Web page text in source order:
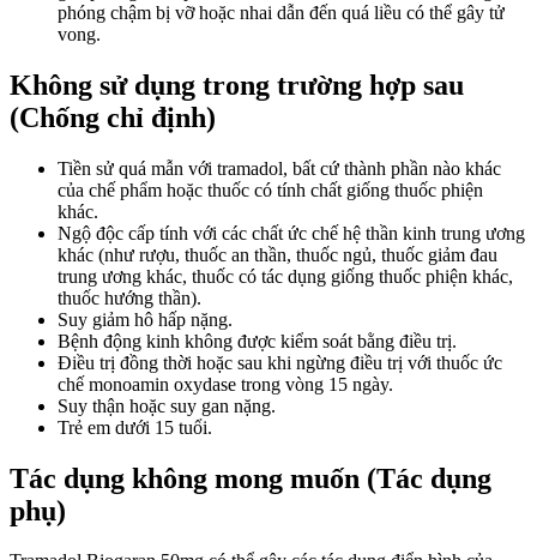
phóng chậm bị vỡ hoặc nhai dẫn đến quá liều có thể gây tử
vong.
Không sử dụng trong trường hợp sau
(Chống chỉ định)
Tiền sử quá mẫn với tramadol, bất cứ thành phần nào khác
của chế phẩm hoặc thuốc có tính chất giống thuốc phiện
khác.
Ngộ độc cấp tính với các chất ức chế hệ thần kinh trung ương
khác (như rượu, thuốc an thần, thuốc ngủ, thuốc giảm đau
trung ương khác, thuốc có tác dụng giống thuốc phiện khác,
thuốc hướng thần).
Suy giảm hô hấp nặng.
Bệnh động kinh không được kiểm soát bằng điều trị.
Điều trị đồng thời hoặc sau khi ngừng điều trị với thuốc ức
chế monoamin oxydase trong vòng 15 ngày.
Suy thận hoặc suy gan nặng.
Trẻ em dưới 15 tuổi.
Tác dụng không mong muốn (Tác dụng
phụ)